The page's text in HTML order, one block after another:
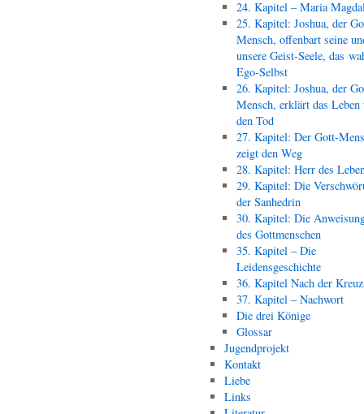
24. Kapitel – Maria
25. Kapitel: Joshua, der
Mensch, offenbart seine
unsere Geist-Seele, das
Ego-Selbst
26. Kapitel: Joshua, der
Mensch, erklärt das Leben
den Tod
27. Kapitel: Der Gott-
zeigt den Weg
28. Kapitel: Herr des
29. Kapitel: Die
der Sanhedrin
30. Kapitel: Die
des Gottmenschen
35. Kapitel – Die
Leidensgeschichte
36. Kapitel Nach der
37. Kapitel – Nachwort
Die drei Könige
Glossar
Jugendprojekt
Kontakt
Liebe
Links